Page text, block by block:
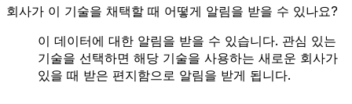
회사가 이 기술을 채택할 때 어떻게 알림을 받을 수 있나요?
이 데이터에 대한 알림을 받을 수 있습니다. 관심 있는
기술을 선택하면 해당 기술을 사용하는 새로운 회사가
있을 때 받은 편지함으로 알림을 받게 됩니다.